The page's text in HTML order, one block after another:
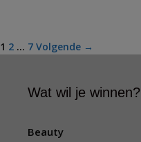
B
1 2 … 7 Volgende →
Wat wil je winnen?
Beauty